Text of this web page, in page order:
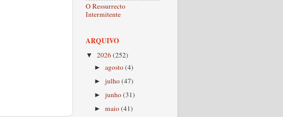
O Ressurrecto
Intermitente
ARQUIVO
▼ 2026(252)
►agosto(4)
►julho(47)
►junho(31)
►maio(41)